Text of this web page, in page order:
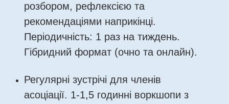
розбором, рефлексією та
рекомендаціями наприкінці.
Періодичність: 1 раз на тиждень.
Гібридний формат (очно та онлайн).
Регулярні зустрічі для членів
асоціації. 1-1,5 годинні воркшопи з